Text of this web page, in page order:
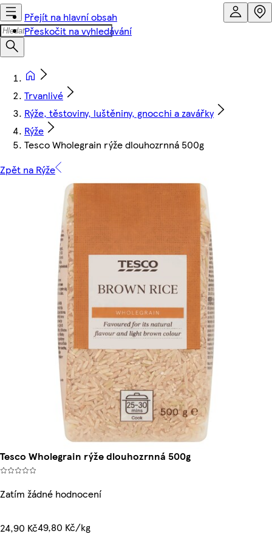
Přejít na hlavní obsah
Přeskočit na vyhledávání
Trvanlivé
Rýže, těstoviny, luštěniny, gnocchi a zavářky
Rýže
Tesco Wholegrain rýže dlouhozrnná 500g
Zpět na Rýže
Tesco Wholegrain rýže dlouhozrnná 500g
Zatím žádné hodnocení
24,90 Kč49,80 Kč/kg